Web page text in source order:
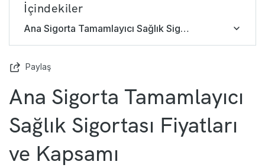
İçindekiler
Ana Sigorta Tamamlayıcı Sağlık Sigortası Fiyatları
Paylaş
Ana Sigorta Tamamlayıcı
Sağlık Sigortası Fiyatları
ve Kapsamı